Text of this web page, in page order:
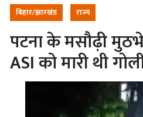
बिहार/झारखंड राज्य
पटना के मसौढ़ी
ASI को मारी थी